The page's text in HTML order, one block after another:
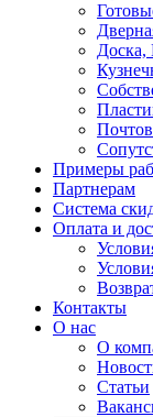
Доска,
Примеры
Партнерам
Система
Оплата и
Контакты
О нас
О
Статьи